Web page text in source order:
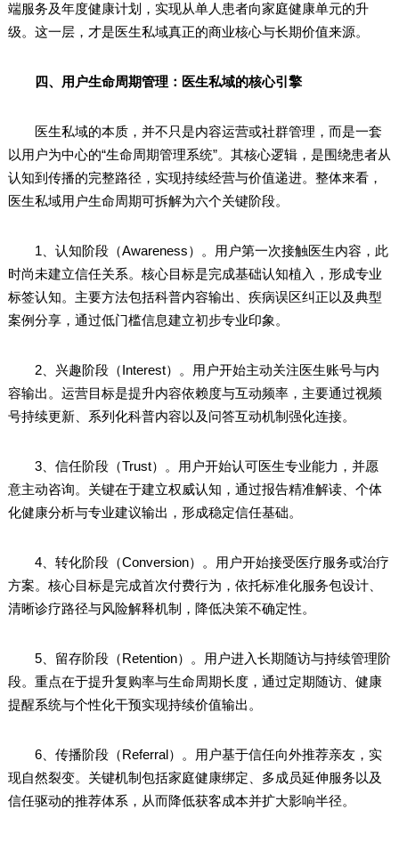
端服务及年度健康计划，实现从单人患者向家庭健康单元的升
级。这一层，才是医生私域真正的商业核心与长期价值来源。
四、用户生命周期管理：医生私域的核心引擎
医生私域的本质，并不只是内容运营或社群管理，而是一套
以用户为中心的“生命周期管理系统”。其核心逻辑，是围绕患者从
认知到传播的完整路径，实现持续经营与价值递进。整体来看，
医生私域用户生命周期可拆解为六个关键阶段。
1、认知阶段（Awareness）。用户第一次接触医生内容，此
时尚未建立信任关系。核心目标是完成基础认知植入，形成专业
标签认知。主要方法包括科普内容输出、疾病误区纠正以及典型
案例分享，通过低门槛信息建立初步专业印象。
2、兴趣阶段（Interest）。用户开始主动关注医生账号与内
容输出。运营目标是提升内容依赖度与互动频率，主要通过视频
号持续更新、系列化科普内容以及问答互动机制强化连接。
3、信任阶段（Trust）。用户开始认可医生专业能力，并愿
意主动咨询。关键在于建立权威认知，通过报告精准解读、个体
化健康分析与专业建议输出，形成稳定信任基础。
4、转化阶段（Conversion）。用户开始接受医疗服务或治疗
方案。核心目标是完成首次付费行为，依托标准化服务包设计、
清晰诊疗路径与风险解释机制，降低决策不确定性。
5、留存阶段（Retention）。用户进入长期随访与持续管理阶
段。重点在于提升复购率与生命周期长度，通过定期随访、健康
提醒系统与个性化干预实现持续价值输出。
6、传播阶段（Referral）。用户基于信任向外推荐亲友，实
现自然裂变。关键机制包括家庭健康绑定、多成员延伸服务以及
信任驱动的推荐体系，从而降低获客成本并扩大影响半径。